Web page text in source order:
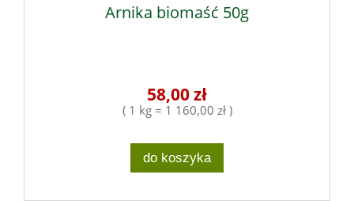
Arnika biomaść 50g
58,00 zł
( 1 kg = 1 160,00 zł )
do koszyka